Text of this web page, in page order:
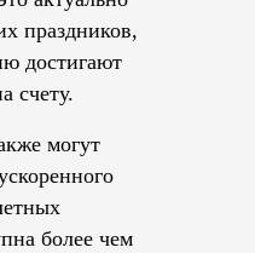
праздников,
достигают
счету.
могут
более чем